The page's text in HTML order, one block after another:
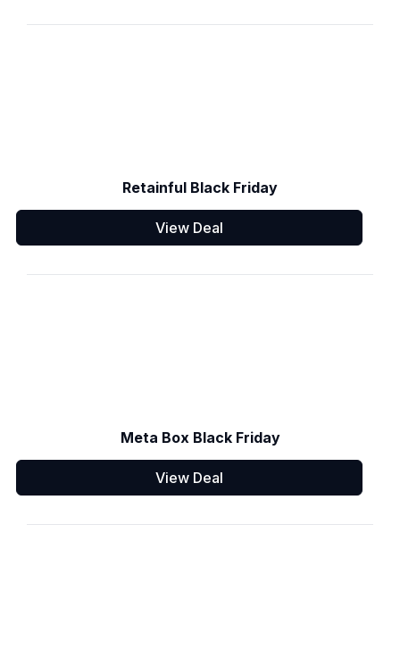
Retainful Black Friday
View Deal
Meta Box Black Friday
View Deal